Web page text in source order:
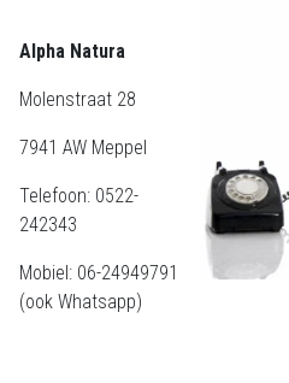
Alpha Natura
Molenstraat 28
7941 AW Meppel
Telefoon: 0522-
242343
Mobiel: 06-24949791
(ook Whatsapp)